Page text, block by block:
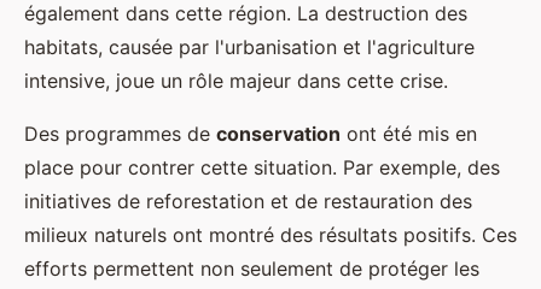
également dans cette région. La destruction des
habitats, causée par l'urbanisation et l'agriculture
intensive, joue un rôle majeur dans cette crise.
Des programmes de conservation ont été mis en
place pour contrer cette situation. Par exemple, des
initiatives de reforestation et de restauration des
milieux naturels ont montré des résultats positifs. Ces
efforts permettent non seulement de protéger les